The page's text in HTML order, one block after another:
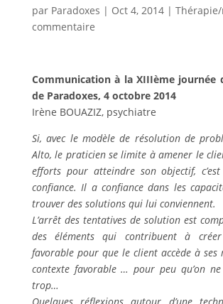
par Paradoxes | Oct 4, 2014|
commentaire
Communication à la XIIIème journée
de Paradoxes, 4 octobre 2014
Irène BOUAZIZ, psychiatre
Si, avec le modèle de résolution de
Alto, le praticien se limite à amener le
efforts pour atteindre son objectif,
confiance. Il a confiance dans les
trouver des solutions qui lui conviennent.
L’arrêt des tentatives de solution est
des éléments qui contribuent à
favorable pour que le client accède à ses
contexte favorable … pour peu qu’on
trop…